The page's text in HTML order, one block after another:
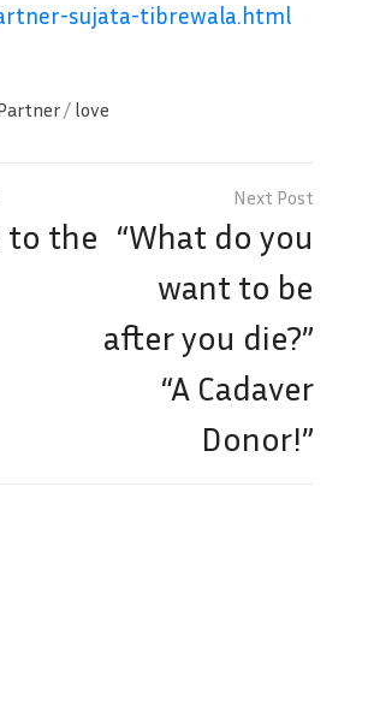
sujata-tibrewala.html
/ love
to the “What do you
want to be
after you die?”
“A Cadaver
Donor!”